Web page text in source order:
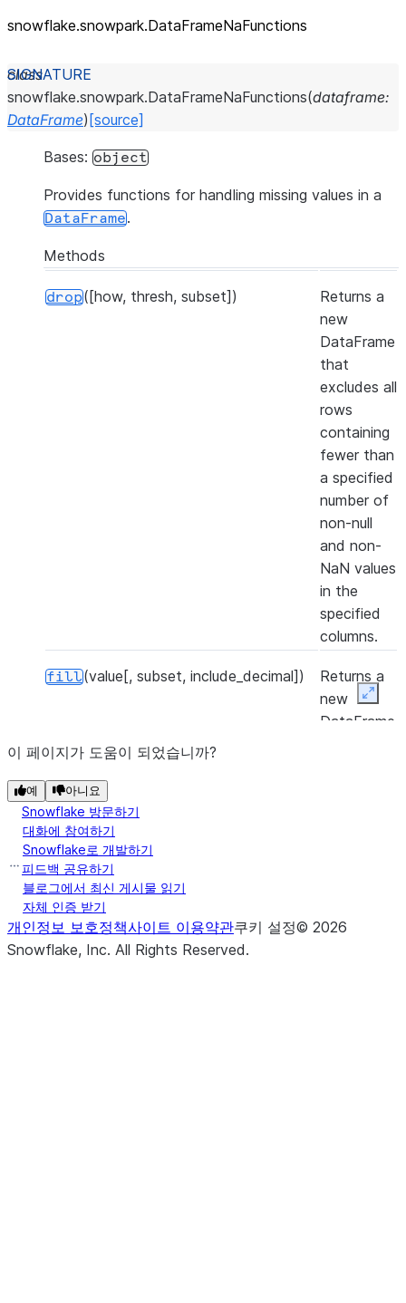
snowflake.snowpark.DataFrameNaFunctions
class
snowflake.snowpark.DataFrameNaFunctions(dataframe:
DataFrame) [source]
Bases: object
Provides functions for handling missing values in a
DataFrame.
Methods
drop([how, thresh, subset])
Returns a
new
DataFrame
that
excludes all
rows
containing
fewer than
a specified
number of
non-null
and non-
NaN values
in the
specified
columns.
fill(value[, subset, include_decimal])
Returns a
new
DataFrame
values
이 페이지가 도움이 되었습니까?
예 아니요
Snowflake 방문하기
대화에 참여하기
Snowflake로 개발하기
피드백 공유하기
블로그에서 최신 게시물 읽기
자체 인증 받기
개인정보 보호정책사이트 이용약관쿠키 설정© 2026
Snowflake, Inc. All Rights Reserved.